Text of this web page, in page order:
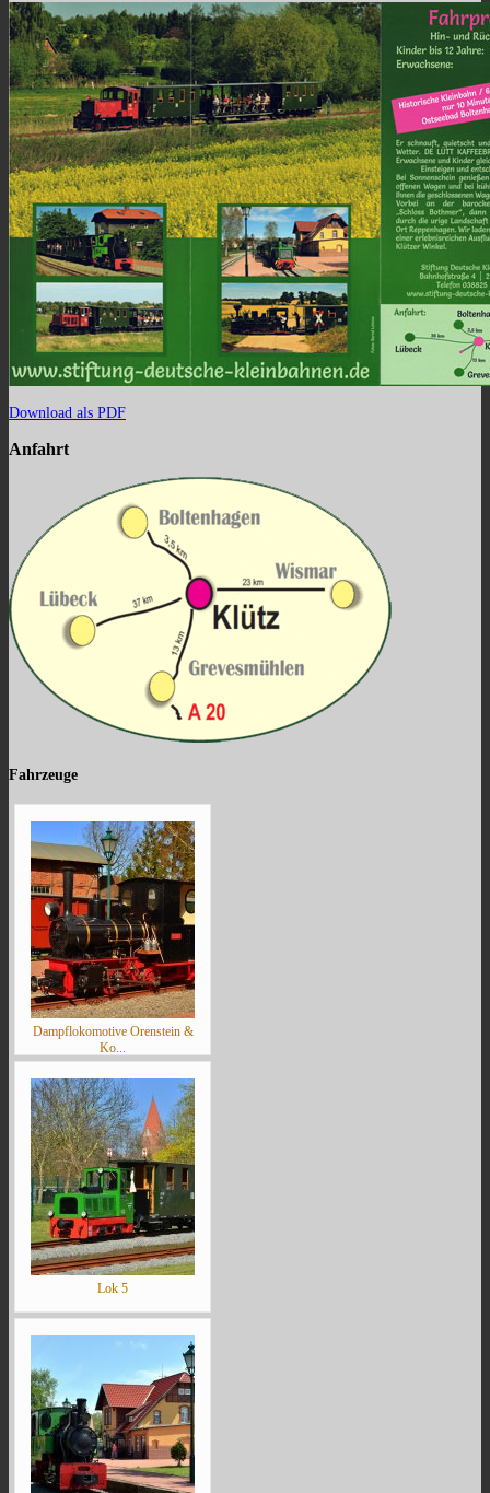
Download als PDF
Anfahrt
Fahrzeuge
Dampflokomotive Orenstein &
Ko...
Lok 5